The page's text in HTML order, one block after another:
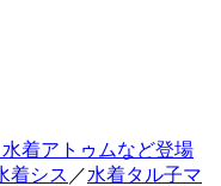
着アトゥムなど登場
着シス ／水着タル子マ